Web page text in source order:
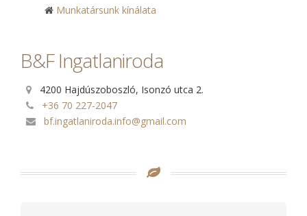
Munkatársunk kínálata
B&F Ingatlaniroda
4200 Hajdúszoboszló, Isonzó utca 2.
+36 70 227-2047
bf.ingatlaniroda.info@gmail.com